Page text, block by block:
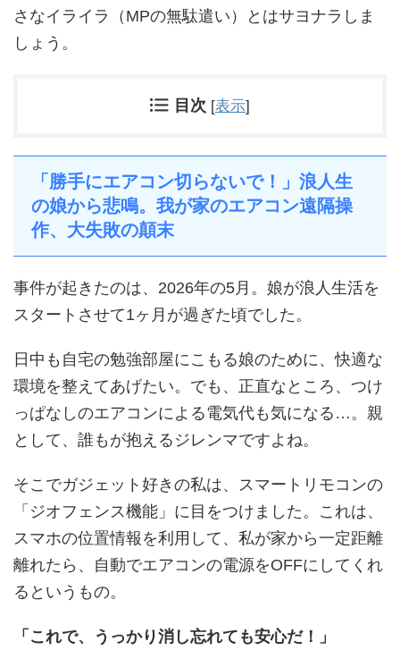
さなイライラ（MPの無駄遣い）とはサヨナラしま
しょう。
目次 [表示]
「勝手にエアコン切らないで！」浪人生
の娘から悲鳴。我が家のエアコン遠隔操
作、大失敗の顛末
事件が起きたのは、2026年の5月。娘が浪人生活を
スタートさせて1ヶ月が過ぎた頃でした。
日中も自宅の勉強部屋にこもる娘のために、快適な
環境を整えてあげたい。でも、正直なところ、つけ
っぱなしのエアコンによる電気代も気になる…。親
として、誰もが抱えるジレンマですよね。
そこでガジェット好きの私は、スマートリモコンの
「ジオフェンス機能」に目をつけました。これは、
スマホの位置情報を利用して、私が家から一定距離
離れたら、自動でエアコンの電源をOFFにしてくれ
るというもの。
「これで、うっかり消し忘れても安心だ！」